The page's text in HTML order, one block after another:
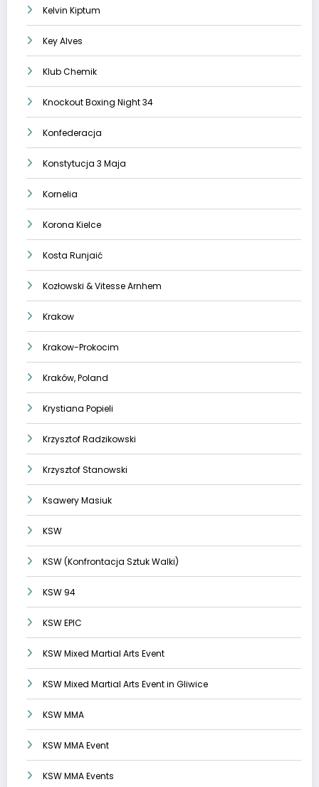
Kelvin Kiptum
Key Alves
Klub Chemik
Knockout Boxing Night 34
Konfederacja
Konstytucja 3 Maja
Kornelia
Korona Kielce
Kosta Runjaić
Kozłowski & Vitesse Arnhem
Krakow
Krakow-Prokocim
Kraków, Poland
Krystiana Popieli
Krzysztof Radzikowski
Krzysztof Stanowski
Ksawery Masiuk
KSW
KSW (Konfrontacja Sztuk Walki)
KSW 94
KSW EPIC
KSW Mixed Martial Arts Event
KSW Mixed Martial Arts Event in Gliwice
KSW MMA
KSW MMA Event
KSW MMA Events